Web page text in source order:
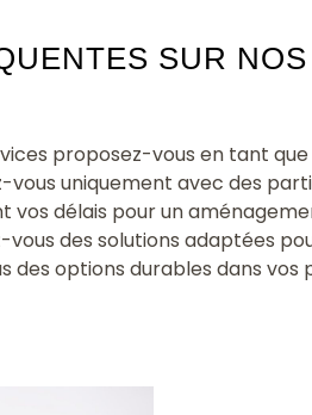
SUR
proposez-vous en tant
vous uniquement avec des
vos délais pour un
vous des solutions adaptées
des options durables dans vos